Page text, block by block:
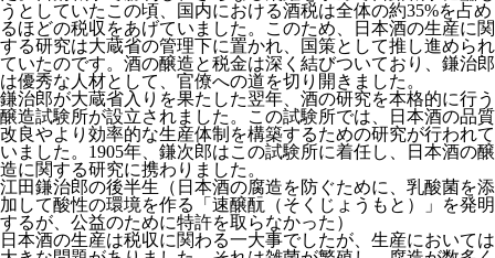
うとしていたこの頃、国内における酒税は全体の約35%を占め
るほどの税収をあげていました。このため、日本酒の生産に関
する研究は大蔵省の管理下に置かれ、国策として推し進められ
ていたのです。酒の醸造と税金は深く結びついており、鎌治郎
は優秀な人材として、官僚への道を切り開きました。
鎌治郎が大蔵省入りを果たした翌年、酒の研究を本格的に行う
醸造試験所が設立されました。この試験所では、日本酒の品質
改良やより効率的な生産体制を構築するための研究が行われて
いました。1905年、鎌次郎はこの試験所に着任し、日本酒の醸
造に関する研究に携わりました。
江田鎌治郎の後半生（日本酒の腐造を防ぐために、乳酸菌を添
加して酸性の環境を作る「速醸酛（そくじょうもと）」を発明
するが、公益のために特許を取らなかった）
日本酒の生産は税収に関わる一大事でしたが、生産においては